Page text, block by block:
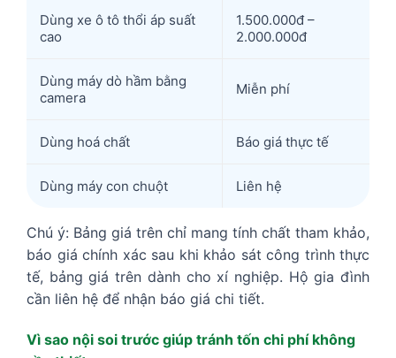
Dùng xe ô tô thổi áp suất
cao
1.500.000đ –
2.000.000đ
Dùng máy dò hầm bằng
camera
Miễn phí
Dùng hoá chất Báo giá thực tế
Dùng máy con chuột Liên hệ
Chú ý: Bảng giá trên chỉ mang tính chất tham khảo,
báo giá chính xác sau khi khảo sát công trình thực
tế, bảng giá trên dành cho xí nghiệp. Hộ gia đình
cần liên hệ để nhận báo giá chi tiết.
Vì sao nội soi trước giúp tránh tốn chi phí không